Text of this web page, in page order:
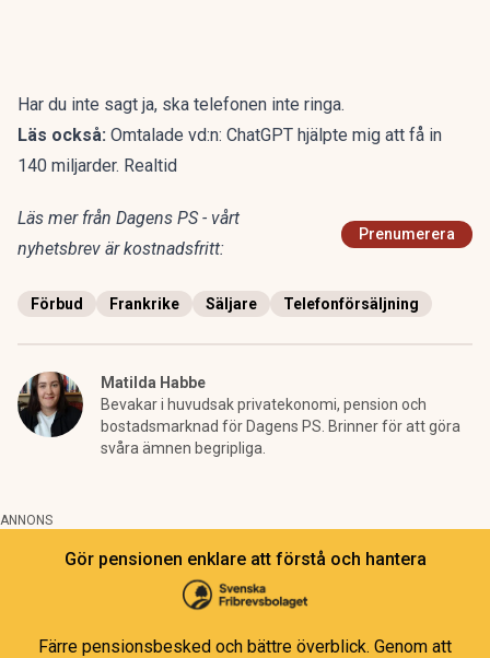
Har du inte sagt ja, ska telefonen inte ringa.
Läs också: Omtalade vd:n: ChatGPT hjälpte mig att få in
140 miljarder. Realtid
Läs mer från Dagens PS - vårt
nyhetsbrev är kostnadsfritt:
Prenumerera
Förbud Frankrike Säljare Telefonförsäljning
Matilda Habbe
Bevakar i huvudsak privatekonomi, pension och
bostadsmarknad för Dagens PS. Brinner för att göra
svåra ämnen begripliga.
ANNONS
Gör pensionen enklare att förstå och hantera
Färre pensionsbesked och bättre överblick. Genom att